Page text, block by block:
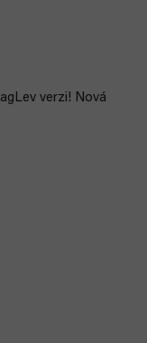
verzi! Nová